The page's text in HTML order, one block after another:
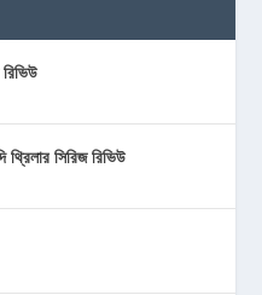
সিরিজ রিভিউ